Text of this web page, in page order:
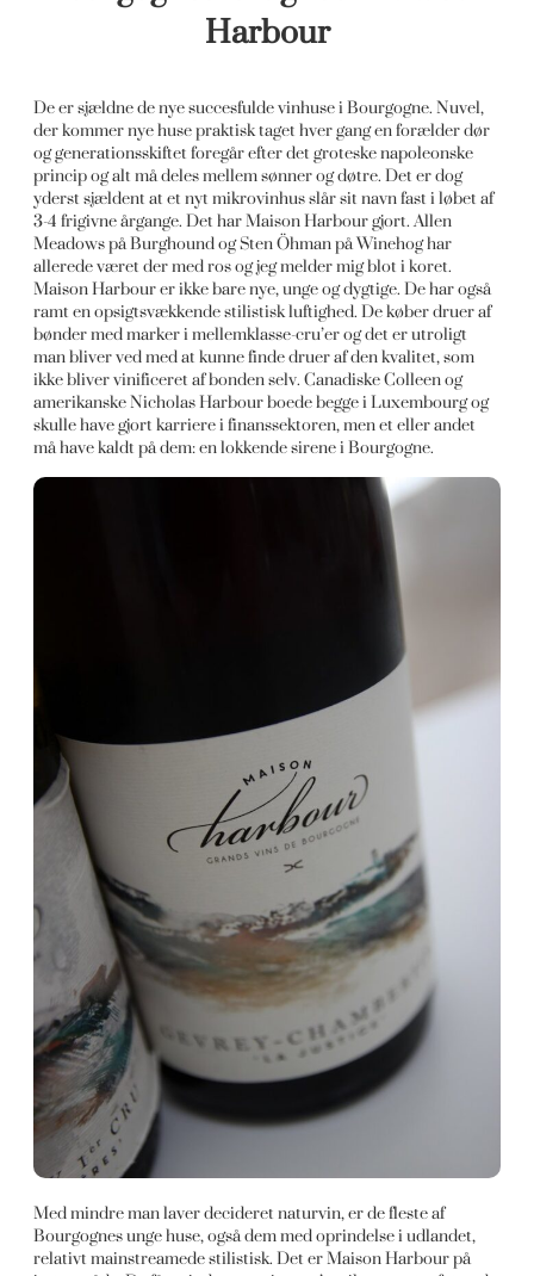
Harbour
De er sjældne de nye succesfulde vinhuse i Bourgogne. Nuvel,
der kommer nye huse praktisk taget hver gang en forælder dør
og generationsskiftet foregår efter det groteske napoleonske
princip og alt må deles mellem sønner og døtre. Det er dog
yderst sjældent at et nyt mikrovinhus slår sit navn fast i løbet af
3-4 frigivne årgange. Det har Maison Harbour gjort. Allen
Meadows på Burghound og Sten Öhman på Winehog har
allerede været der med ros og jeg melder mig blot i koret.
Maison Harbour er ikke bare nye, unge og dygtige. De har også
ramt en opsigtsvækkende stilistisk luftighed. De køber druer af
bønder med marker i mellemklasse-cru’er og det er utroligt
man bliver ved med at kunne finde druer af den kvalitet, som
ikke bliver vinificeret af bonden selv. Canadiske Colleen og
amerikanske Nicholas Harbour boede begge i Luxembourg og
skulle have gjort karriere i finanssektoren, men et eller andet
må have kaldt på dem: en lokkende sirene i Bourgogne.
Med mindre man laver decideret naturvin, er de fleste af
Bourgognes unge huse, også dem med oprindelse i udlandet,
relativt mainstreamede stilistisk. Det er Maison Harbour på